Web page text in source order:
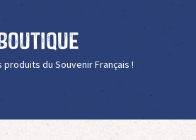
du Souvenir Français !